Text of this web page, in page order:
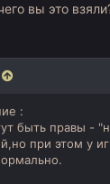
вы это
:
быть правы -
при этом у